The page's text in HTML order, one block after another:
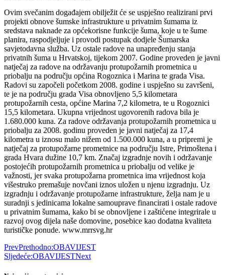
Ovim svečanim događajem obilježit će se uspješno realizirani prvi
projekti obnove šumske infrastrukture u privatnim šumama iz
sredstava naknade za općekorisne funkcije šuma, koje u te šume
planira, raspodjeljuje i provodi postupak dodjele Šumarska
savjetodavna služba. Uz ostale radove na unapređenju stanja
privatnih šuma u Hrvatskoj, tijekom 2007. Godine proveden je javni
natječaj za radove na održavanju protupožarnih prometnica u
priobalju na području općina Rogoznica i Marina te grada Visa.
Radovi su započeli početkom 2008. godine i uspješno su završeni,
te je na području grada Visa obnovljeno 5,5 kilometara
protupožarnih cesta, općine Marina 7,2 kilometra, te u Rogoznici
15,5 kilometara. Ukupna vrijednost ugovorenih radova bila je
1.680.000 kuna. Za radove održavanja protupožarnih prometnica u
priobalju za 2008. godinu proveden je javni natječaj za 17,4
kilometra u iznosu malo nižem od 1.500.000 kuna, a u pripremi je
natječaj za protupožarne prometnice na području Istre, Primoštena i
grada Hvara dužine 10,7 km. Značaj izgradnje novih i održavanje
postojećih protupožarnih prometnica u priobalju od velike je
važnosti, jer svaka protupožarna prometnica ima vrijednost koja
višestruko premašuje novčani iznos uložen u njenu izgradnju. Uz
izgradnju i održavanje protupožarne infrastrukture, želja nam je u
suradnji s jedinicama lokalne samouprave financirati i ostale radove
u privatnim šumama, kako bi se obnovljene i zaštićene integrirale u
razvoj ovog dijela naše domovine, posebice kao dodatna kvaliteta
turističke ponude. www.mrrsvg.hr
PrevPrethodno:OBAVIJEST
Sljedeće:OBAVIJESTNext